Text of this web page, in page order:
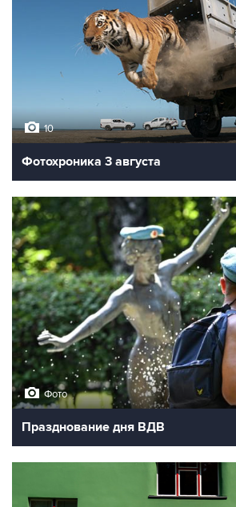
10
Фотохроника 3 августа
Фото
Празднование дня ВДВ